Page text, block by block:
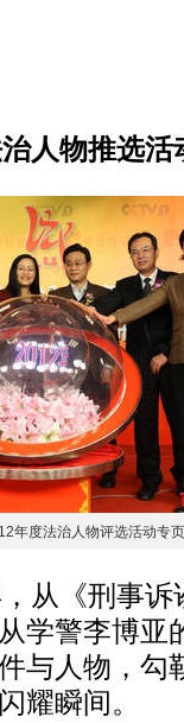
物推选活
年度法治人物评选活动专
《刑事诉
学警李博亚
人物，勾
耀瞬间。